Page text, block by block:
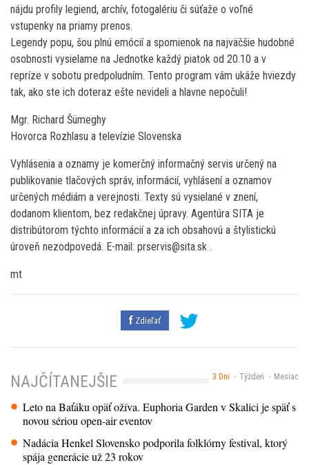
nájdu profily legiend, archív, fotogalériu či súťaže o voľné
vstupenky na priamy prenos.
Legendy popu, šou plnú emócií a spomienok na najväčšie hudobné
osobnosti vysielame na Jednotke každý piatok od 20.10 a v
repríze v sobotu predpoludním. Tento program vám ukáže hviezdy
tak, ako ste ich doteraz ešte nevideli a hlavne nepočuli!
Mgr. Richard Šümeghy
Hovorca Rozhlasu a televízie Slovenska
Vyhlásenia a oznamy je komerčný informačný servis určený na
publikovanie tlačových správ, informácií, vyhlásení a oznamov
určených médiám a verejnosti. Texty sú vysielané v znení,
dodanom klientom, bez redakčnej úpravy. Agentúra SITA je
distribútorom týchto informácií a za ich obsahovú a štylistickú
úroveň nezodpovedá. E-mail: prservis@sita.sk .
mt
Zdieľať
3 Dni Týždeň Mesiac
NAJČÍTANEJŠIE
Leto na Baťáku opäť ožíva. Euphoria Garden v Skalici je späť s
novou sériou open-air eventov
Nadácia Henkel Slovensko podporila folklórny festival, ktorý
spája generácie už 23 rokov